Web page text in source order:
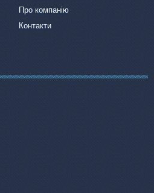
Про компанію
Контакти